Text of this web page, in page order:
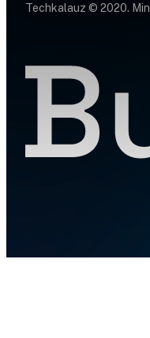
Techkalauz © 2020.